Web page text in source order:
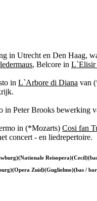
in Utrecht en Den Haag,
, Belcore in L`Elisir
in L`Arbore di Diana van
in Peter Brooks bewerking
in (*Mozarts) Cosi fan
concert - en liedrepertoire.
Zuid)(Guglielmo)(bas /